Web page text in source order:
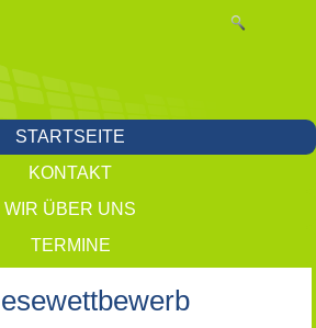
STARTSEITE
KONTAKT
WIR ÜBER UNS
TERMINE